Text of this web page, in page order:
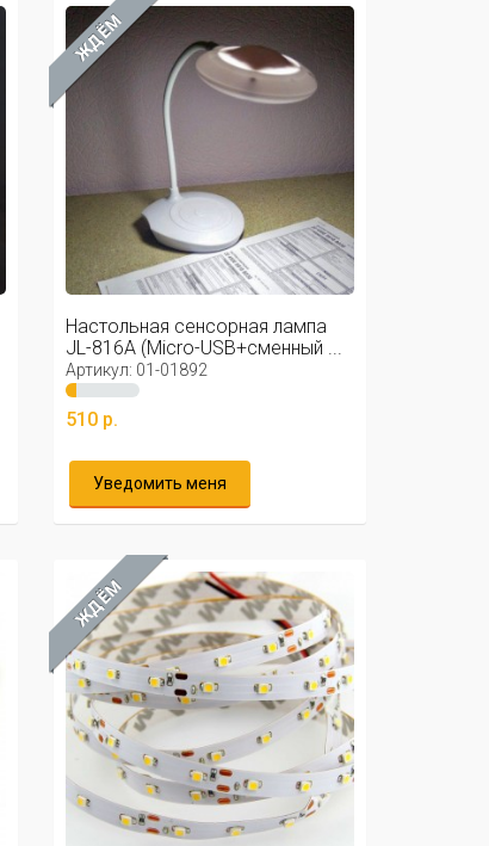
ЖДЁМ
Настольная сенсорная лампа
JL-816A (Micro-USB+сменный ...
Артикул: 01-01892
510 р.
Уведомить меня
ЖДЁМ